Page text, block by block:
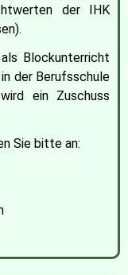
der IHK
Blockunterricht
der Berufsschule
ein Zuschuss
Sie bitte an: